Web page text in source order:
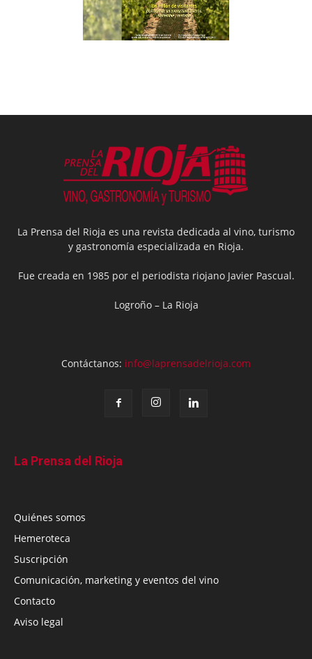
La Prensa del Rioja es una revista dedicada al vino, turismo
y gastronomía especializada en Rioja.
Fue creada en 1985 por el periodista riojano Javier Pascual.
Logroño – La Rioja
Contáctanos: info@laprensadelrioja.com
La Prensa del Rioja
Quiénes somos
Hemeroteca
Suscripción
Comunicación, marketing y eventos del vino
Contacto
Aviso legal